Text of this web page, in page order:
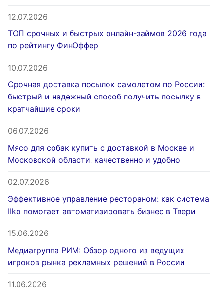
12.07.2026
ТОП срочных и быстрых онлайн-займов 2026 года
по рейтингу ФинОффер
10.07.2026
Срочная доставка посылок самолетом по России:
быстрый и надежный способ получить посылку в
кратчайшие сроки
06.07.2026
Мясо для собак купить с доставкой в Москве и
Московской области: качественно и удобно
02.07.2026
Эффективное управление рестораном: как система
IIko помогает автоматизировать бизнес в Твери
15.06.2026
Медиагруппа РИМ: Обзор одного из ведущих
игроков рынка рекламных решений в России
11.06.2026